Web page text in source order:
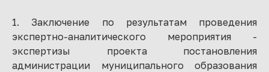
1. Заключение по результатам проведения
экспертно-аналитического мероприятия -
экспертизы проекта постановления
администрации муниципального образования